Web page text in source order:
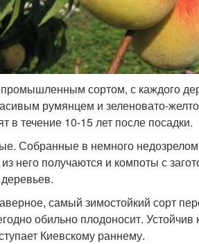
промышленным сортом, с каждого
румянцем и зеленовато-
в течение 10-15 лет после посадки.
Собранные в немного
него получаются и компоты с
самый зимостойкий сорт
обильно плодоносит. Устойчив
Киевскому раннему.